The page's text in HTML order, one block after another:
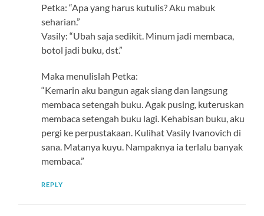
Petka: “Apa yang harus kutulis? Aku mabuk
seharian.”
Vasily: “Ubah saja sedikit. Minum jadi membaca,
botol jadi buku, dst.”
Maka menulislah Petka:
“Kemarin aku bangun agak siang dan langsung
membaca setengah buku. Agak pusing, kuteruskan
membaca setengah buku lagi. Kehabisan buku, aku
pergi ke perpustakaan. Kulihat Vasily Ivanovich di
sana. Matanya kuyu. Nampaknya ia terlalu banyak
membaca.”
REPLY